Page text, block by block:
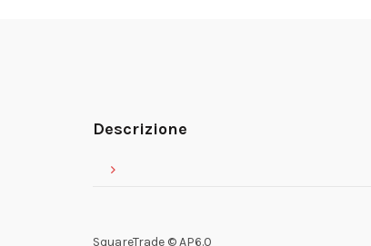
Descrizione
SquareTrade © AP6.0